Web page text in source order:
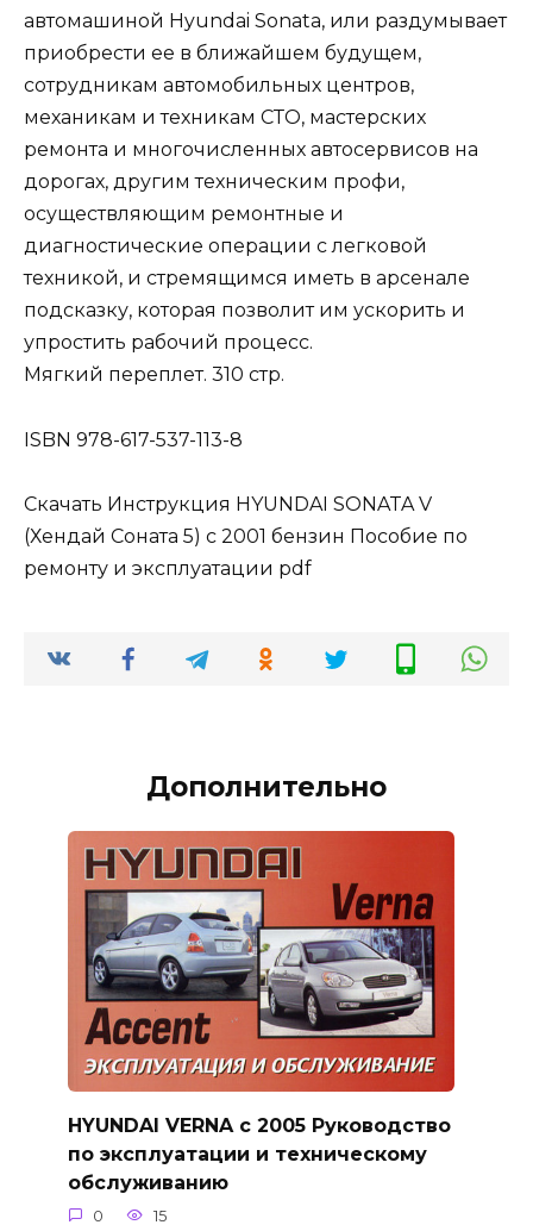
автомашиной Hyundai Sonata, или раздумывает
приобрести ее в ближайшем будущем,
сотрудникам автомобильных центров,
механикам и техникам СТО, мастерских
ремонта и многочисленных автосервисов на
дорогах, другим техническим профи,
осуществляющим ремонтные и
диагностические операции с легковой
техникой, и стремящимся иметь в арсенале
подсказку, которая позволит им ускорить и
упростить рабочий процесс.
Мягкий переплет. 310 стр.
ISBN 978-617-537-113-8
Скачать Инструкция HYUNDAI SONATA V
(Хендай Соната 5) с 2001 бензин Пособие по
ремонту и эксплуатации pdf
Дополнительно
HYUNDAI VERNA с 2005 Руководство
по эксплуатации и техническому
обслуживанию
0 15